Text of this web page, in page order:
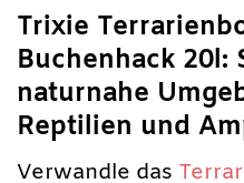
Trixie
Buchenhack 20l:
naturnahe
Reptilien und
Verwandle das